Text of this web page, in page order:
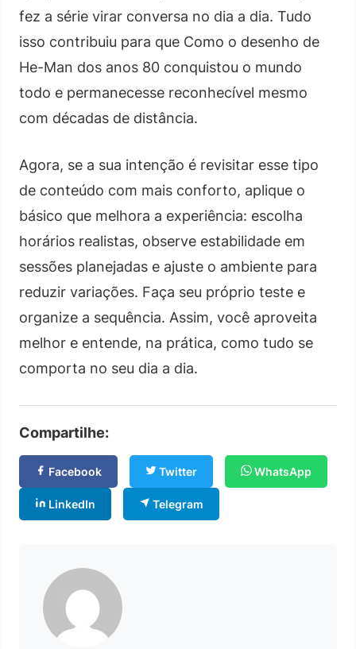
fez a série virar conversa no dia a dia. Tudo
isso contribuiu para que Como o desenho de
He-Man dos anos 80 conquistou o mundo
todo e permanecesse reconhecível mesmo
com décadas de distância.
Agora, se a sua intenção é revisitar esse tipo
de conteúdo com mais conforto, aplique o
básico que melhora a experiência: escolha
horários realistas, observe estabilidade em
sessões planejadas e ajuste o ambiente para
reduzir variações. Faça seu próprio teste e
organize a sequência. Assim, você aproveita
melhor e entende, na prática, como tudo se
comporta no seu dia a dia.
Compartilhe:
Facebook Twitter WhatsApp
LinkedIn Telegram